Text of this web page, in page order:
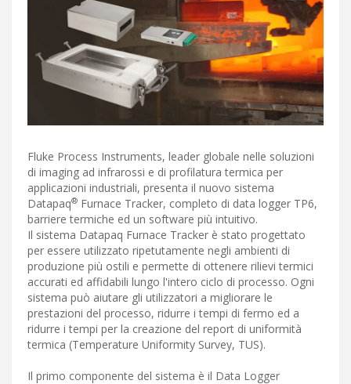
Fluke Process Instruments, leader globale nelle soluzioni
di imaging ad infrarossi e di profilatura termica per
applicazioni industriali, presenta il nuovo sistema
Datapaq® Furnace Tracker, completo di data logger TP6,
barriere termiche ed un software più intuitivo.
Il sistema Datapaq Furnace Tracker è stato progettato
per essere utilizzato ripetutamente negli ambienti di
produzione più ostili e permette di ottenere rilievi termici
accurati ed affidabili lungo l'intero ciclo di processo. Ogni
sistema può aiutare gli utilizzatori a migliorare le
prestazioni del processo, ridurre i tempi di fermo ed a
ridurre i tempi per la creazione del report di uniformità
termica (Temperature Uniformity Survey, TUS).
Il primo componente del sistema è il Data Logger